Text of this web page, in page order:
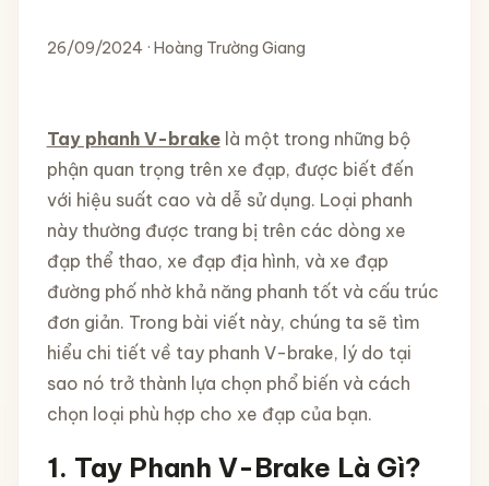
26/09/2024 · Hoàng Trường Giang
Tay phanh V-brakelà một trong những bộ
phận quan trọng trên xe đạp, được biết đến
với hiệu suất cao và dễ sử dụng. Loại phanh
này thường được trang bị trên các dòng xe
đạp thể thao, xe đạp địa hình, và xe đạp
đường phố nhờ khả năng phanh tốt và cấu trúc
đơn giản. Trong bài viết này, chúng ta sẽ tìm
hiểu chi tiết về tay phanh V-brake, lý do tại
sao nó trở thành lựa chọn phổ biến và cách
chọn loại phù hợp cho xe đạp của bạn.
1. Tay Phanh V-Brake Là Gì?